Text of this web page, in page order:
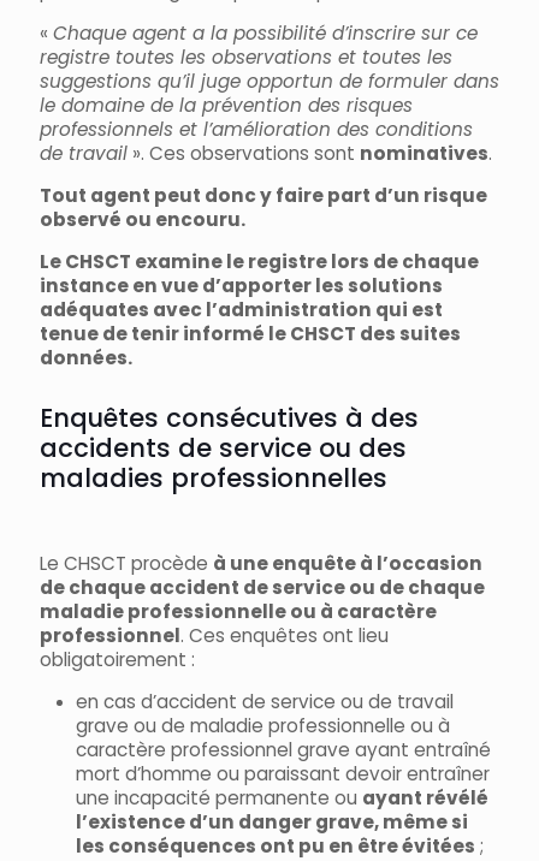
« Chaque agent a la possibilité d’inscrire sur ce
registre toutes les observations et toutes les
suggestions qu’il juge opportun de formuler dans
le domaine de la prévention des risques
professionnels et l’amélioration des conditions
de travail ». Ces observations sont nominatives.
Tout agent peut donc y faire part d’un risque
observé ou encouru.
Le CHSCT examine le registre lors de chaque
instance en vue d’apporter les solutions
adéquates avec l’administration qui est
tenue de tenir informé le CHSCT des suites
données.
Enquêtes consécutives à des
accidents de service ou des
maladies professionnelles
Le CHSCT procède à une enquête à l’occasion
de chaque accident de service ou de chaque
maladie professionnelle ou à caractère
professionnel. Ces enquêtes ont lieu
obligatoirement :
en cas d’accident de service ou de travail
grave ou de maladie professionnelle ou à
caractère professionnel grave ayant entraîné
mort d’homme ou paraissant devoir entraîner
une incapacité permanente ou ayant révélé
l’existence d’un danger grave, même si
les conséquences ont pu en être évitées ;